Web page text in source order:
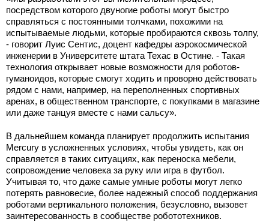
посредством которого двуногие роботы могут быстро
справляться с постоянными толчками, похожими на
испытываемые людьми, которые пробираются сквозь толпу,
- говорит Луис Сентис, доцент кафедры аэрокосмической
инженерии в Университете штата Техас в Остине. - Такая
технология открывает новые возможности для роботов-
гуманоидов, которые смогут ходить и проворно действовать
рядом с нами, например, на переполненных спортивных
аренах, в общественном транспорте, с покупками в магазине
или даже танцуя вместе с нами сальсу».
В дальнейшем команда планирует продолжить испытания
Mercury в усложненных условиях, чтобы увидеть, как он
справляется в таких ситуациях, как переноска мебели,
сопровождение человека за руку или игра в футбол.
Учитывая то, что даже самые умные роботы могут легко
потерять равновесие, более надежный способ поддержания
роботами вертикального положения, безусловно, вызовет
заинтересованность в сообществе робототехников.